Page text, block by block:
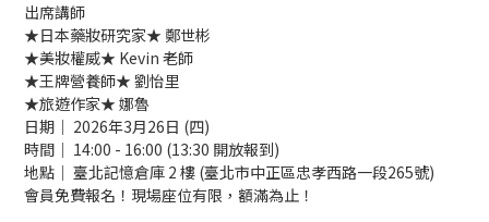
出席講師
★日本藥妝研究家★ 鄭世彬
★美妝權威★ Kevin 老師
★王牌營養師★ 劉怡里
★旅遊作家★ 娜魯
日期｜ 2026年3月26日 (四)
時間｜ 14:00 - 16:00 (13:30 開放報到)
地點｜ 臺北記憶倉庫 2 樓 (臺北市中正區忠孝西路一段265號)
會員免費報名！現場座位有限，額滿為止！